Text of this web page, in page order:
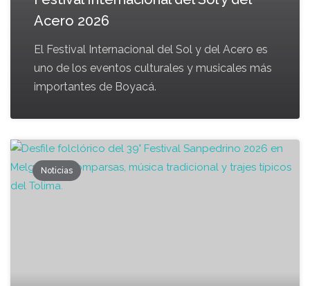
Acero 2026
El Festival Internacional del Sol y del Acero es
uno de los eventos culturales y musicales más
importantes de Boyacá.
Noticias